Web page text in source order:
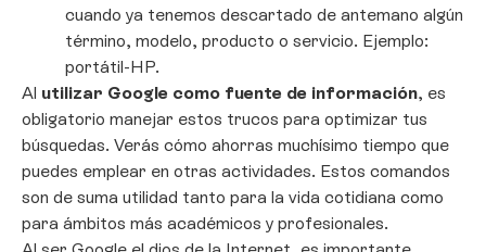
cuando ya tenemos descartado de antemano algún
término, modelo, producto o servicio. Ejemplo:
portátil-HP.
Al utilizar Google como fuente de información, es
obligatorio manejar estos trucos para optimizar tus
búsquedas. Verás cómo ahorras muchísimo tiempo que
puedes emplear en otras actividades. Estos comandos
son de suma utilidad tanto para la vida cotidiana como
para ámbitos más académicos y profesionales.